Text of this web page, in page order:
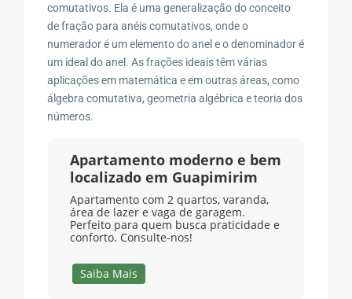
comutativos. Ela é uma generalização do conceito
de fração para anéis comutativos, onde o
numerador é um elemento do anel e o denominador é
um ideal do anel. As frações ideais têm várias
aplicações em matemática e em outras áreas, como
álgebra comutativa, geometria algébrica e teoria dos
números.
Apartamento moderno e bem
localizado em Guapimirim
Apartamento com 2 quartos, varanda,
área de lazer e vaga de garagem.
Perfeito para quem busca praticidade e
conforto. Consulte-nos!
Saiba Mais